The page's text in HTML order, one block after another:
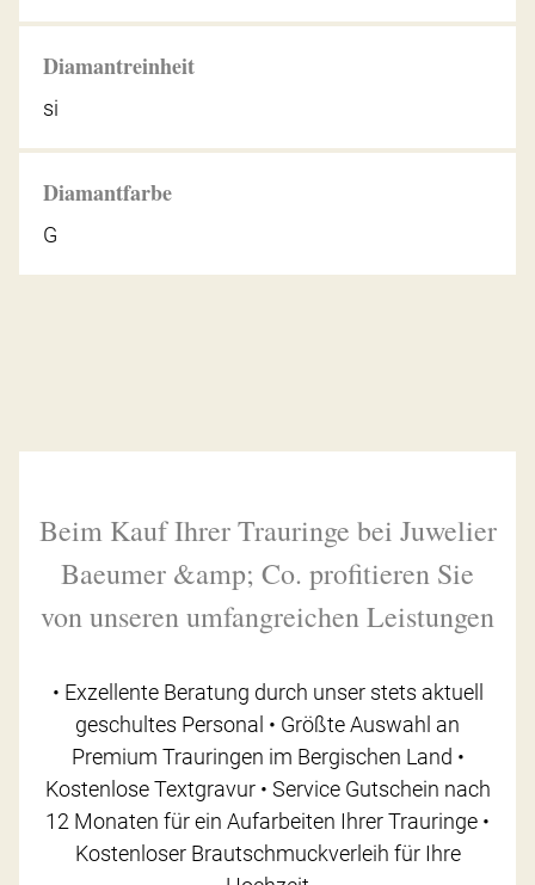
Diamantreinheit
si
Diamantfarbe
G
Beim Kauf Ihrer Trauringe bei Juwelier
Baeumer &amp; Co. profitieren Sie
von unseren umfangreichen Leistungen
• Exzellente Beratung durch unser stets aktuell
geschultes Personal • Größte Auswahl an
Premium Trauringen im Bergischen Land •
Kostenlose Textgravur • Service Gutschein nach
12 Monaten für ein Aufarbeiten Ihrer Trauringe •
Kostenloser Brautschmuckverleih für Ihre